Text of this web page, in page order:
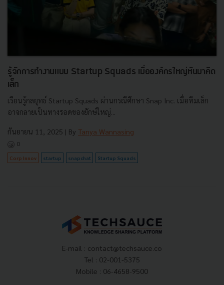
รู้จักการทำงานแบบ Startup Squads เมื่อองค์กรใหญ่หันมาคิด
เล็ก
เรียนรู้กลยุทธ์ Startup Squads ผ่านกรณีศึกษา Snap Inc. เมื่อทีมเล็ก
อาจกลายเป็นทางรอดของยักษ์ใหญ่...
กันยายน 11, 2025 | By Tanya Wannasing
0
Corp Innov startup snapchat Startup Squads
E-mail : contact@techsauce.co
Tel : 02-001-5375
Mobile : 06-4658-9500